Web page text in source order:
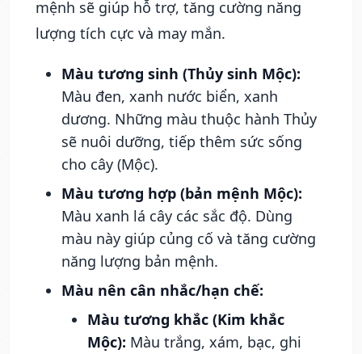
mệnh sẽ giúp hỗ trợ, tăng cường năng
lượng tích cực và may mắn.
Màu tương sinh (Thủy sinh Mộc):
Màu đen, xanh nước biển, xanh
dương. Những màu thuộc hành Thủy
sẽ nuôi dưỡng, tiếp thêm sức sống
cho cây (Mộc).
Màu tương hợp (bản mệnh Mộc):
Màu xanh lá cây các sắc độ. Dùng
màu này giúp củng cố và tăng cường
năng lượng bản mệnh.
Màu nên cân nhắc/hạn chế:
Màu tương khắc (Kim khắc
Mộc): Màu trắng, xám, bạc, ghi